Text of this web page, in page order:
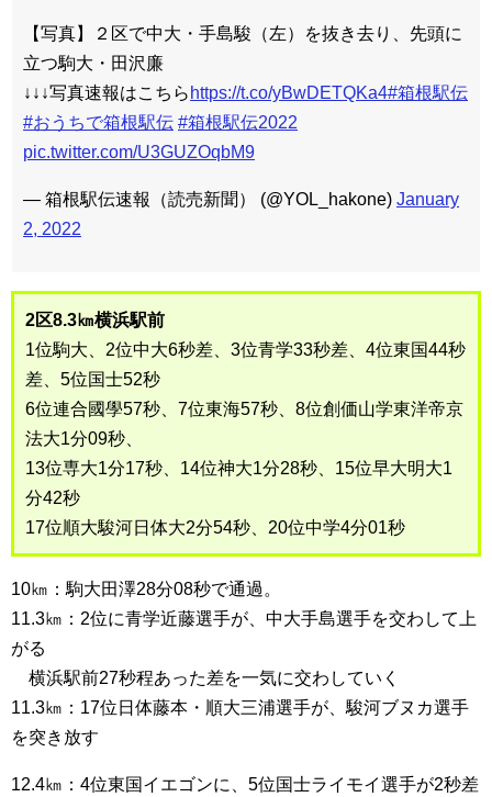
【写真】２区で中大・手島駿（左）を抜き去り、先頭に
立つ駒大・田沢廉
↓↓↓写真速報はこちら https://t.co/yBwDETQKa4#箱根駅伝
#おうちで箱根駅伝 #箱根駅伝2022
pic.twitter.com/U3GUZOqbM9
— 箱根駅伝速報（読売新聞） (@YOL_hakone) January
2, 2022
2区8.3㎞横浜駅前
1位駒大、2位中大6秒差、3位青学33秒差、4位東国44秒
差、5位国士52秒
6位連合國學57秒、7位東海57秒、8位創価山学東洋帝京
法大1分09秒、
13位専大1分17秒、14位神大1分28秒、15位早大明大1
分42秒
17位順大駿河日体大2分54秒、20位中学4分01秒
10㎞：駒大田澤28分08秒で通過。
11.3㎞：2位に青学近藤選手が、中大手島選手を交わして上
がる
横浜駅前27秒程あった差を一気に交わしていく
11.3㎞：17位日体藤本・順大三浦選手が、駿河ブヌカ選手
を突き放す
12.4㎞：4位東国イエゴンに、5位国士ライモイ選手が2秒差